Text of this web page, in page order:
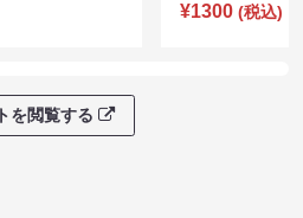
¥1300 (税込)
を閲覧する